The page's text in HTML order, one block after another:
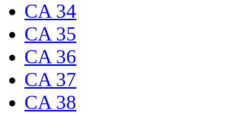
CA 34
CA 35
CA 36
CA 37
CA 38